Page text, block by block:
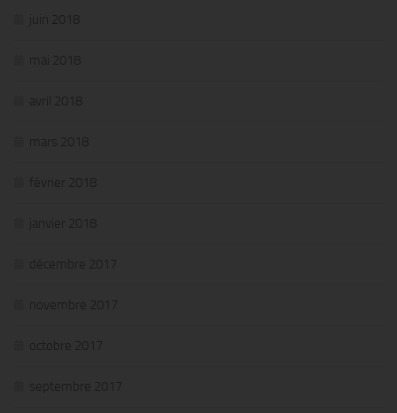
juin 2018
mai 2018
avril 2018
mars 2018
février 2018
janvier 2018
décembre 2017
novembre 2017
octobre 2017
septembre 2017